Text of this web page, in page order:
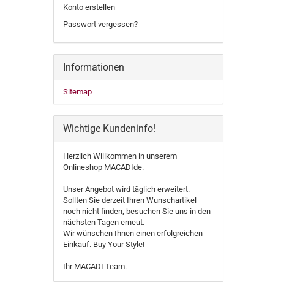
Konto erstellen
Passwort vergessen?
Informationen
Sitemap
Wichtige Kundeninfo!
Herzlich Willkommen in unserem
Onlineshop MACADIde.
Unser Angebot wird täglich erweitert.
Sollten Sie derzeit Ihren Wunschartikel
noch nicht finden, besuchen Sie uns in den
nächsten Tagen erneut.
Wir wünschen Ihnen einen erfolgreichen
Einkauf. Buy Your Style!
Ihr MACADI Team.